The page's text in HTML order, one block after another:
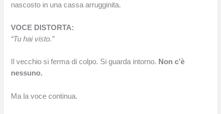
nascosto in una cassa arrugginita.
VOCE DISTORTA:
“Tu hai visto.”
Il vecchio si ferma di colpo. Si guarda intorno. Non c’è
nessuno.
Ma la voce continua.